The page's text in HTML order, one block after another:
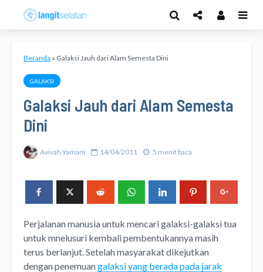
Beranda » Galaksi Jauh dari Alam Semesta Dini
GALAKSI
Galaksi Jauh dari Alam Semesta
Dini
Avivah Yamani 14/04/2011 5 menit baca
Perjalanan manusia untuk mencari galaksi-galaksi tua
untuk mnelusuri kembali pembentukannya masih
terus berlanjut. Setelah masyarakat dikejutkan
dengan penemuangalaksi yang berada pada jarak